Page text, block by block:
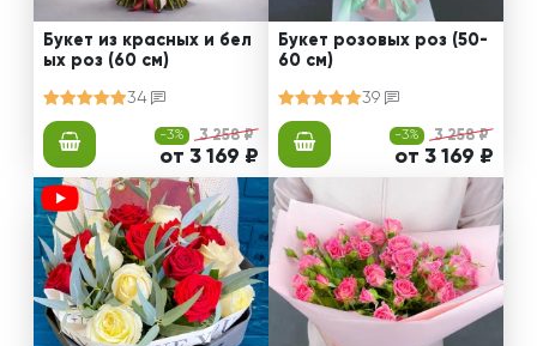
Букет из красных и бел
ых роз (60 см)
34
-3% 3 258 ₽
от 3 169 ₽
Букет розовых роз (50-
60 см)
39
-3% 3 258 ₽
от 3 169 ₽